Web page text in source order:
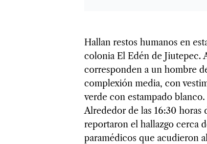
Hallan restos humanos en
colonia El Edén de Jiutepec.
corresponden a un hombre
complexión media, con
verde con estampado blanco.
Alrededor de las 16:30 horas
reportaron el hallazgo cerca
paramédicos que acudieron